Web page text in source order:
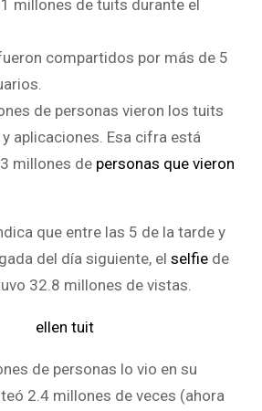
millones de tuits durante el
compartidos por más de 5
de personas vieron los tuits
aplicaciones. Esa cifra está
millones de personas que vieron
que entre las 5 de la tarde y
del día siguiente, el selfie de
32.8 millones de vistas.
de personas lo vio en su
2.4 millones de veces (ahora